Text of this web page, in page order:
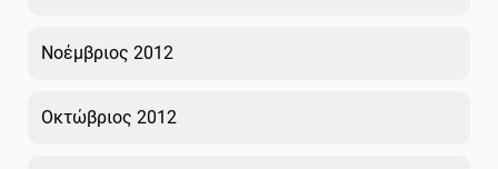
Νοέμβριος 2012
Οκτώβριος 2012